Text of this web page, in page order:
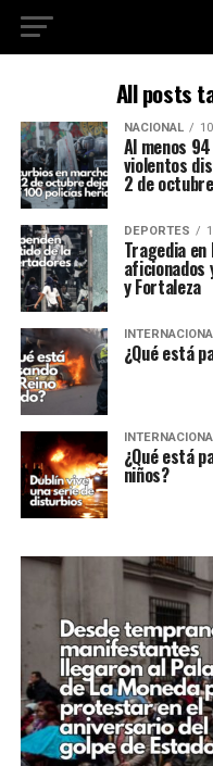
All posts
NACIONAL
Al menos
violentos
2 de octubre
DEPORTES
Tragedia
aficionados
y Fortaleza
¿Qué está
¿Qué está
niños?